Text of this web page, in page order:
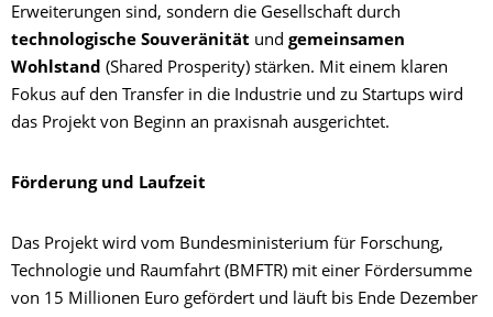
Erweiterungen sind, sondern die Gesellschaft durch
technologische Souveränität und gemeinsamen
Wohlstand (Shared Prosperity) stärken. Mit einem klaren
Fokus auf den Transfer in die Industrie und zu Startups wird
das Projekt von Beginn an praxisnah ausgerichtet.
Förderung und Laufzeit
Das Projekt wird vom Bundesministerium für Forschung,
Technologie und Raumfahrt (BMFTR) mit einer Fördersumme
von 15 Millionen Euro gefördert und läuft bis Ende Dezember